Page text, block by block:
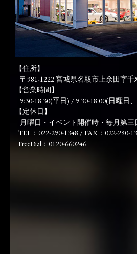
【住所】
〒981-1222 宮城県名取市上余田字千
【営業時間】
9:30-18:30(平日) / 9:30-18:00(日曜日、
【定休日】
月曜日・イベント開催時・毎月第三
TEL：022-290-1348 / FAX：022-290-
FreeDial：0120-660246